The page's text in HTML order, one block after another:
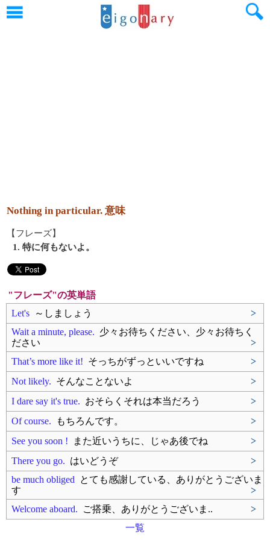
Nothing in particular. 意味
【フレーズ】
1. 特に何もないよ。
"フレーズ"の英単語
Let's ～しましょう
>
Wait a minute, please. 少々お待ちください、少々お待ちく
ださい
>
That’s more like it! そっちがずっといいですね
>
Not likely. そんなことないよ
>
I dare say it's true. おそらくそれは本当だろう
>
Of course. もちろんです。
>
See you soon ! また近いうちに、じゃあ後でね
>
There you go. はいどうぞ
>
be much obliged とても感謝している、ありがとうございま
す
>
Welcome aboard. ご搭乗、ありがとうございま..
>
一覧